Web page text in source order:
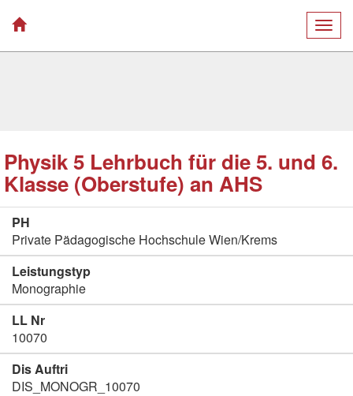
Physik 5 Lehrbuch für die 5. und 6.
Klasse (Oberstufe) an AHS
PH
Private Pädagogische Hochschule Wien/Krems
Leistungstyp
Monographie
LL Nr
10070
Dis Auftri
DIS_MONOGR_10070